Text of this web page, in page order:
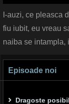
I-auzi, ce pleasca
fiu iubit, eu vreau
naiba se intampla,
Episoade noi
Dragoste